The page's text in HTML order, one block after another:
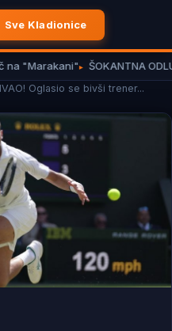
Sve Kladionice
"Marakani" ŠOKANTNA
Oglasio se bivši trener...